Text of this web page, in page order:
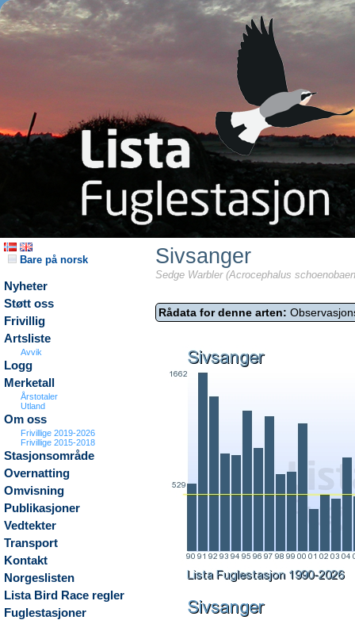
Bare på norsk
Nyheter
Støtt oss
Frivillig
Artsliste
Avvik
Logg
Merketall
Årstotaler
Utland
Om oss
Frivillige 2019-2026
Frivillige 2015-2018
Stasjonsområde
Overnatting
Omvisning
Publikasjoner
Vedtekter
Transport
Kontakt
Norgeslisten
Lista Bird Race regler
Fuglestasjoner
Sivsanger
Sedge Warbler (Acrocephalus
Rådata for denne arten: